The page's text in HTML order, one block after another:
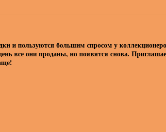
и пользуются большим спросом у
все они проданы, но появятся снова.